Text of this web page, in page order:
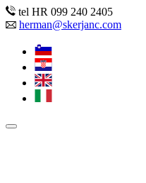
tel HR 099 240 2405
herman@skerjanc.com